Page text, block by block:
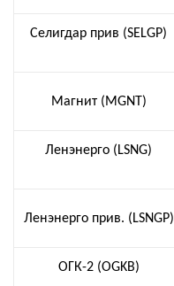
Селигдар прив (SELGP)
Магнит (MGNT)
Ленэнерго (LSNG)
Ленэнерго прив. (LSNGP)
ОГК-2 (OGKB)